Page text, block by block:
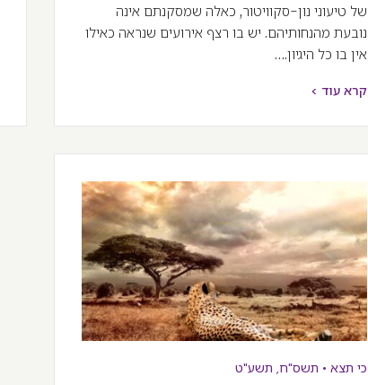
של טיעוני נון-סקוויטור, כאלה שמסקנתם אינה
נובעת מהנחותיהם. יש בו רצף אירועים שנראה כאילו
אין בו כל היגיון.…
קרא עוד >
כי תצא • תשס"ח, תשע"ט